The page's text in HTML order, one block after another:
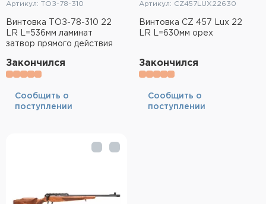
Аксессуары
Комплекты
Артикул: ТОЗ-78-310
Винтовка ТОЗ-78-310 22
LR L=536мм ламинат
затвор прямого действия
Закончился
Cообщить о
поступлении
Артикул: CZ457LUX22630
Винтовка CZ 457 Lux 22
LR L=630мм орех
Закончился
Cообщить о
поступлении